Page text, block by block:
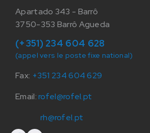
Apartado 343 - Barrô
3750-353 Barrô Agueda
(+351) 234 604 628
(appel vers le poste fixe national)
Fax: +351 234 604 629
Email:rofel@rofel.pt
rh@rofel.pt